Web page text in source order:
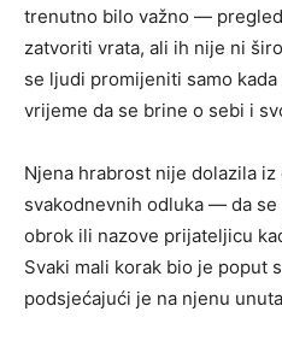
trenutno bilo važno —
zatvoriti vrata, ali ih nije ni
se ljudi promijeniti samo
vrijeme da se brine o sebi i
Njena hrabrost nije dolazila
svakodnevnih odluka — da
obrok ili nazove prijateljicu
Svaki mali korak bio je poput
podsjećajući je na njenu